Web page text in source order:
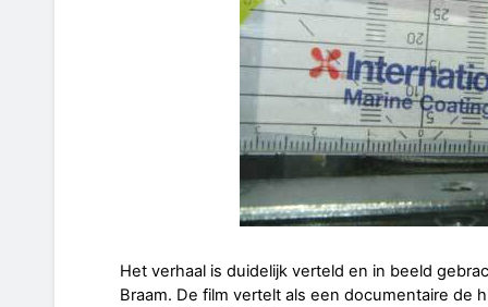
Het verhaal is duidelijk verteld en in beeld
Braam. De film vertelt als een documentaire de